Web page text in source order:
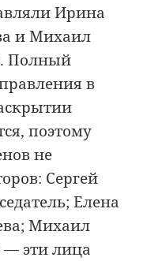
Ирина
и Михаил
Полный
в
поэтому
не
Сергей
Елена
Михаил
— эти лица